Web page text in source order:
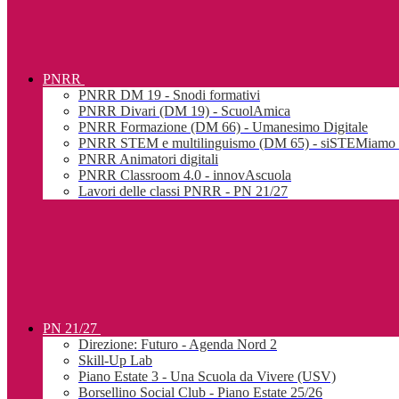
PNRR
PNRR DM 19 - Snodi formativi
PNRR Divari (DM 19) - ScuolAmica
PNRR Formazione (DM 66) - Umanesimo Digitale
PNRR STEM e multilinguismo (DM 65) - siSTEMiamo
PNRR Animatori digitali
PNRR Classroom 4.0 - innovAscuola
Lavori delle classi PNRR - PN 21/27
PN 21/27
Direzione: Futuro - Agenda Nord 2
Skill-Up Lab
Piano Estate 3 - Una Scuola da Vivere (USV)
Borsellino Social Club - Piano Estate 25/26